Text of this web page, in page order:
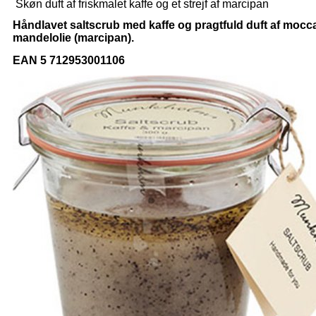
Skøn duft af friskmalet kaffe og et strejf af marcipan
Håndlavet saltscrub med kaffe og pragtfuld duft af
mandelolie (marcipan).
EAN 5 712953001106